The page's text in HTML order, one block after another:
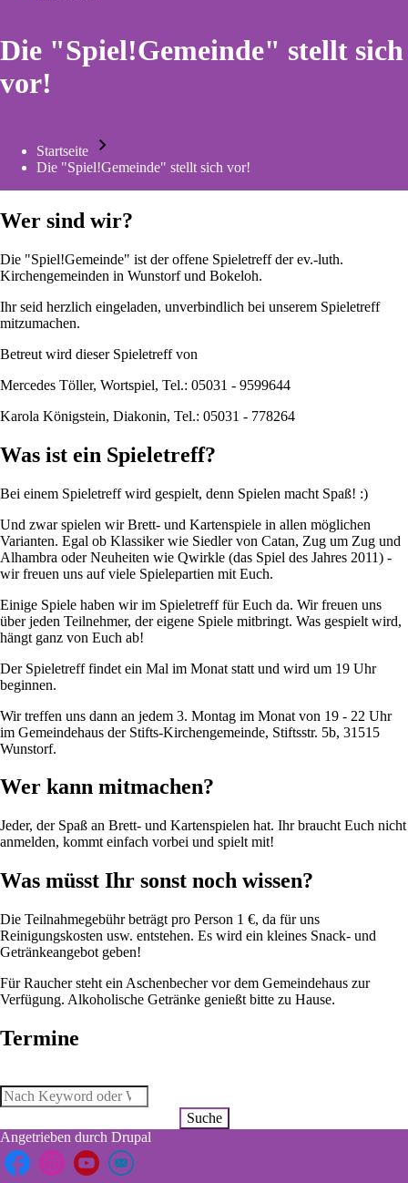
Die "Spiel!Gemeinde" stellt sich
vor!
Pfadnavigation
Startseite
Die "Spiel!Gemeinde" stellt sich vor!
Wer sind wir?
Die "Spiel!Gemeinde" ist der offene Spieletreff der ev.-luth.
Kirchengemeinden in Wunstorf und Bokeloh.
Ihr seid herzlich eingeladen, unverbindlich bei unserem Spieletreff
mitzumachen.
Betreut wird dieser Spieletreff von
Mercedes Töller, Wortspiel, Tel.: 05031 - 9599644
Karola Königstein, Diakonin, Tel.: 05031 - 778264
Was ist ein Spieletreff?
Bei einem Spieletreff wird gespielt, denn Spielen macht Spaß! :)
Und zwar spielen wir Brett- und Kartenspiele in allen möglichen
Varianten. Egal ob Klassiker wie Siedler von Catan, Zug um Zug und
Alhambra oder Neuheiten wie Qwirkle (das Spiel des Jahres 2011) -
wir freuen uns auf viele Spielepartien mit Euch.
Einige Spiele haben wir im Spieletreff für Euch da. Wir freuen uns
über jeden Teilnehmer, der eigene Spiele mitbringt. Was gespielt wird,
hängt ganz von Euch ab!
Der Spieletreff findet ein Mal im Monat statt und wird um 19 Uhr
beginnen.
Wir treffen uns dann an jedem 3. Montag im Monat von 19 - 22 Uhr
im Gemeindehaus der Stifts-Kirchengemeinde, Stiftsstr. 5b, 31515
Wunstorf.
Wer kann mitmachen?
Jeder, der Spaß an Brett- und Kartenspielen hat. Ihr braucht Euch nicht
anmelden, kommt einfach vorbei und spielt mit!
Was müsst Ihr sonst noch wissen?
Die Teilnahmegebühr beträgt pro Person 1 €, da für uns
Reinigungskosten usw. entstehen. Es wird ein kleines Snack- und
Getränkeangebot geben!
Für Raucher steht ein Aschenbecher vor dem Gemeindehaus zur
Verfügung. Alkoholische Getränke genießt bitte zu Hause.
Termine
Suche
Angetrieben durch Drupal